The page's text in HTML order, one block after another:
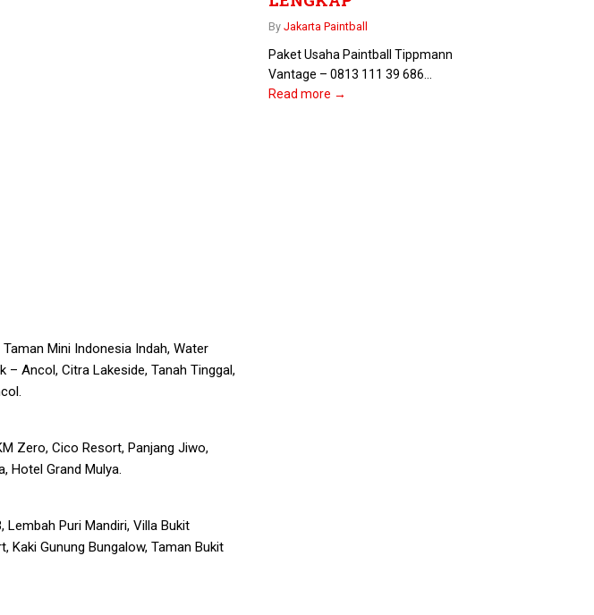
Mini Indonesia Indah, Water
– Ancol, Citra Lakeside, Tanah Tinggal,
Zero, Cico Resort, Panjang Jiwo,
Hotel Grand Mulya.
Lembah Puri Mandiri, Villa Bukit
Kaki Gunung Bungalow, Taman Bukit
By Jakarta Paintball
Paket Usaha Paintball Tippmann
Vantage – 0813 111 39 686...
Read more →